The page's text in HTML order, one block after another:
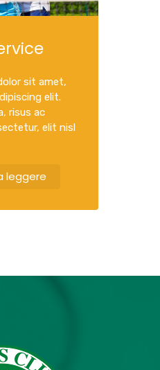
sit amet,
elit.
risus ac
elit nisl
leggere